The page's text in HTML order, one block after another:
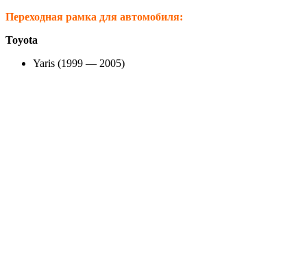
Переходная рамка для автомобиля:
Toyota
Yaris (1999 — 2005)